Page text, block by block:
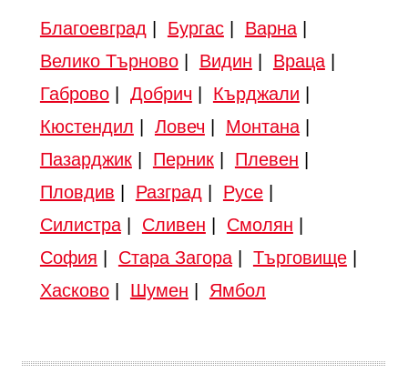
Благоевград Бургас| Варна|
Велико Търново| Видин Враца|
Габрово| Добрич Кърджали
Кюстендил
Ловеч Монтана|
Пазарджик| Перник| Плевен
Пловдив
Разград Русе|
Силистра| Сливен Смолян
София
Стара Загора| Търговище|
Хасково| Шумен Ямбол